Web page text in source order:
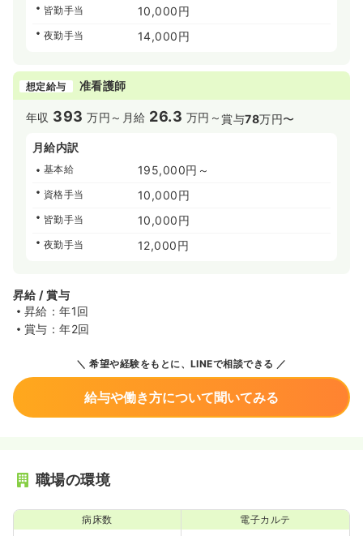
皆勤手当 10,000円
夜勤手当 14,000円
想定給与 准看護師
年収 393 万円～ 月給 26.3 万円～賞与78万円〜
月給内訳
基本給 195,000円～
資格手当 10,000円
皆勤手当 10,000円
夜勤手当 12,000円
昇給 / 賞与
昇給：年1回
賞与：年2回
希望や経験をもとに、LINEで相談できる
給与や働き方について聞いてみる
職場の環境
病床数 電子カルテ